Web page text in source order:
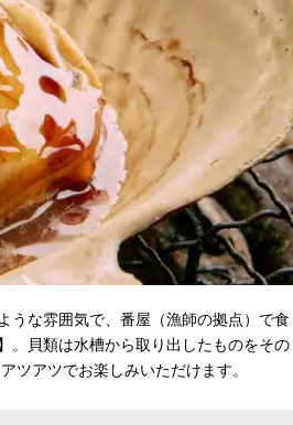
うな雰囲気で、番屋（漁師の拠点）で食
。貝類は水槽から取り出したものをその
ツアツでお楽しみいただけます。